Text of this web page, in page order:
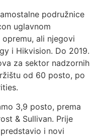
podružnice
uglavnom
ali njegovi
i Hikvision. Do 2019.
za sektor nadzornih
od 60 posto, po
3,9 posto, prema
& Sullivan. Prije
i novi